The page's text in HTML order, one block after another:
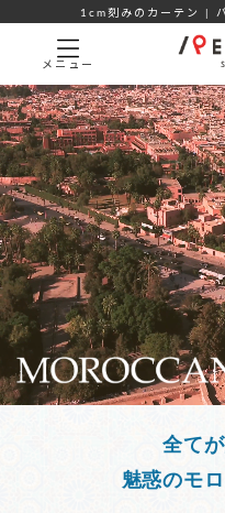
1cm刻みのカーテン |
メニュー
全て
魅惑のモ